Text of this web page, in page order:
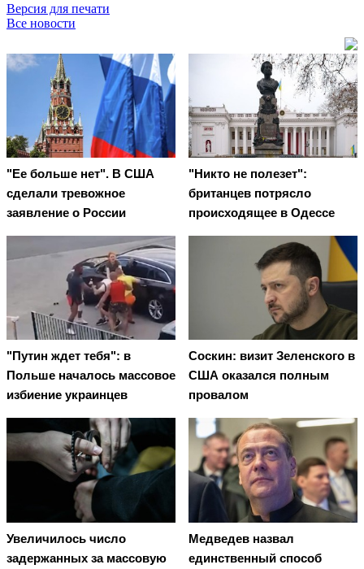
Версия для печати
Все новости
"Ее больше нет". В США
сделали тревожное
заявление о России
"Никто не полезет":
британцев потрясло
происходящее в Одессе
"Путин ждет тебя": в
Польше началось массовое
избиение украинцев
Соскин: визит Зеленского в
США оказался полным
провалом
Увеличилось число
задержанных за массовую
Медведев назвал
единственный способ